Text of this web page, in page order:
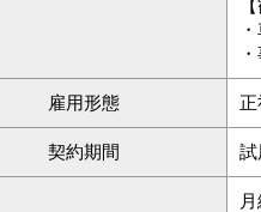
雇用形態 正
契約期間 試